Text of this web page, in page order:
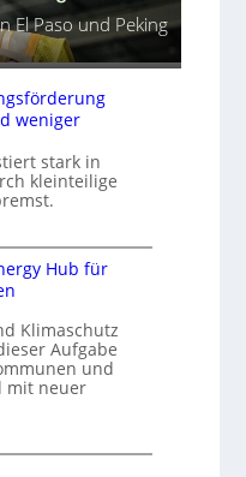
El Paso und Peking
weniger
stark in
kleinteilige
Hub für
Klimaschutz
Aufgabe
und
mit neuer